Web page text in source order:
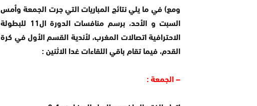
ومع) في ما يلي نتائج المباريات التي جرت الجمعة وأمس
السبت و الأحد، برسم منافسات الدورة ال11 للبطولة
الاحترافية اتصالات المغرب، لأندية القسم الأول في كرة
القدم، فيما تقام باقي اللقاءات غدا الاثنين :
– الجمعة :